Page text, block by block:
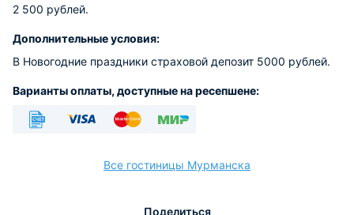
2 500 рублей.
Дополнительные условия:
В Новогодние праздники страховой депозит 5000 рублей.
Варианты оплаты, доступные на ресепшене:
Все гостиницы Мурманска
Поделиться